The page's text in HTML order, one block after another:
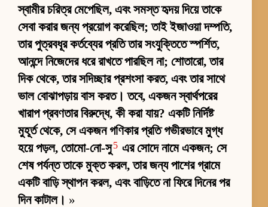
স্বামীর চরিত্র মেপেছিল, এবং সমস্ত হৃদয় দিয়ে তাকে
সেবা করার জন্য প্রয়োগ করেছিল; তাই ইজাওয়া দম্পতি,
তার পুত্রবধূর কর্তব্যের প্রতি তার সংযুক্তিতে স্পর্শিত,
আনন্দে নিজেদের ধরে রাখতে পারছিল না; শোতারো, তার
দিক থেকে, তার সদিচ্ছার প্রশংসা করত, এবং তার সাথে
ভাল বোঝাপড়ায় বাস করত। তবে, একজন স্বার্থপরের
খারাপ প্রবণতার বিরুদ্ধে, কী করা যায়? একটি নির্দিষ্ট
মুহূর্ত থেকে, সে একজন গণিকার প্রতি গভীরভাবে মুগ্ধ
হয়ে পড়ল, তোমো-নো-সু5 এর সোদে নামে একজন; সে
শেষ পর্যন্ত তাকে মুক্ত করল, তার জন্য পাশের গ্রামে
একটি বাড়ি স্থাপন করল, এবং বাড়িতে না ফিরে দিনের পর
দিন কাটাল। »